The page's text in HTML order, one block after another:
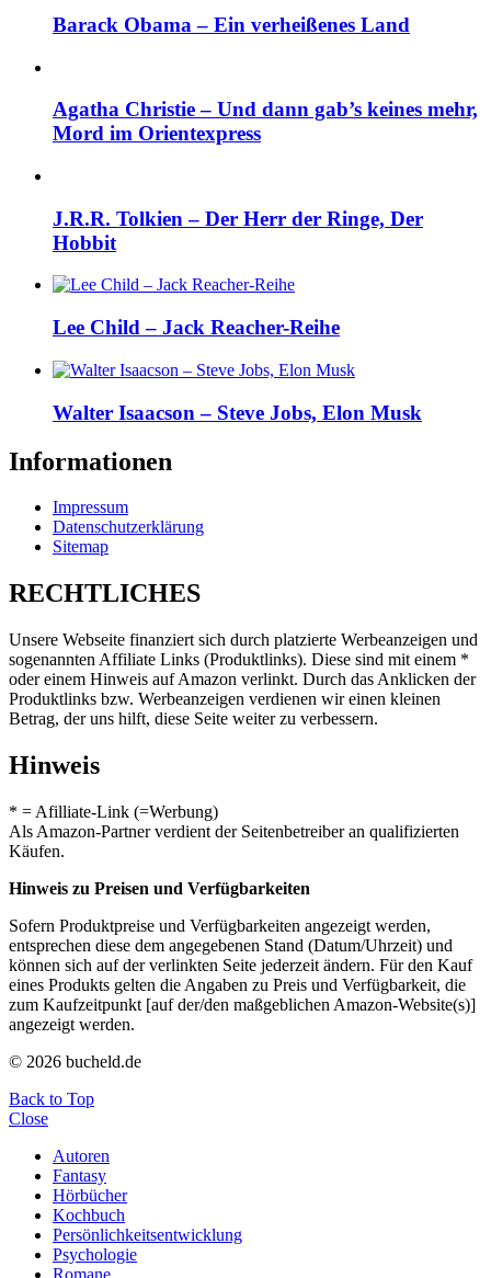
Barack Obama – Ein verheißenes Land
Agatha Christie – Und dann gab’s keines mehr,
Mord im Orientexpress
J.R.R. Tolkien – Der Herr der Ringe, Der
Hobbit
Lee Child – Jack Reacher-Reihe
Walter Isaacson – Steve Jobs, Elon Musk
Informationen
Impressum
Datenschutzerklärung
Sitemap
RECHTLICHES
Unsere Webseite finanziert sich durch platzierte Werbeanzeigen und
sogenannten Affiliate Links (Produktlinks). Diese sind mit einem *
oder einem Hinweis auf Amazon verlinkt. Durch das Anklicken der
Produktlinks bzw. Werbeanzeigen verdienen wir einen kleinen
Betrag, der uns hilft, diese Seite weiter zu verbessern.
Hinweis
* = Afilliate-Link (=Werbung)
Als Amazon-Partner verdient der Seitenbetreiber an qualifizierten
Käufen.
Hinweis zu Preisen und Verfügbarkeiten
Sofern Produktpreise und Verfügbarkeiten angezeigt werden,
entsprechen diese dem angegebenen Stand (Datum/Uhrzeit) und
können sich auf der verlinkten Seite jederzeit ändern. Für den Kauf
eines Produkts gelten die Angaben zu Preis und Verfügbarkeit, die
zum Kaufzeitpunkt [auf der/den maßgeblichen Amazon-Website(s)]
angezeigt werden.
© 2026 bucheld.de
Back to Top
Close
Autoren
Fantasy
Hörbücher
Kochbuch
Persönlichkeitsentwicklung
Psychologie
Romane